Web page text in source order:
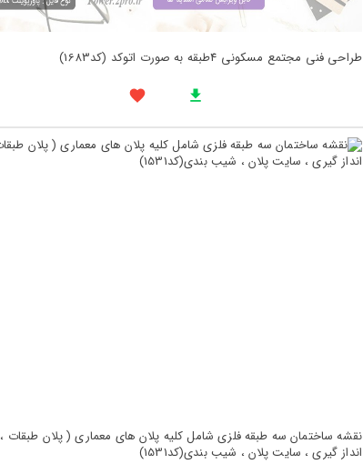
طراحی فنی مجتمع مسکونی 4طبقه به صورت اتوکد (کد1683)
نقشه ساختمان سه طبقه فلزی شامل کلیه پلان های معماری ( پلان طبقات ،
انداز گیری ، سایت پلان ، شیب بندی(کد1531)